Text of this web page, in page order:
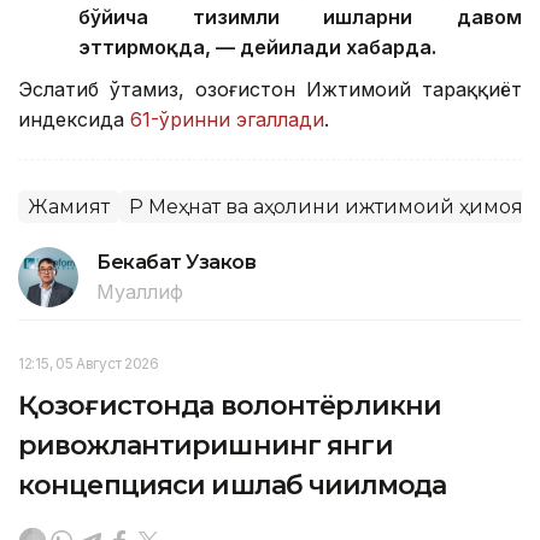
бўйича тизимли ишларни давом
эттирмоқда, — дейилади хабарда.
Эслатиб ўтамиз, Қозоғистон Ижтимоий тараққиёт
индексида 61-ўринни эгаллади.
Жамият ҚР Меҳнат ва аҳолини ижтимоий ҳимоя
Бекабат Узаков
Муаллиф
12:15, 05 Август 2026
Қозоғистонда волонтёрликни
ривожлантиришнинг янги
концепцияси ишлаб чиқилмоқда